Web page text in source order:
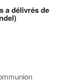
a délivrés de